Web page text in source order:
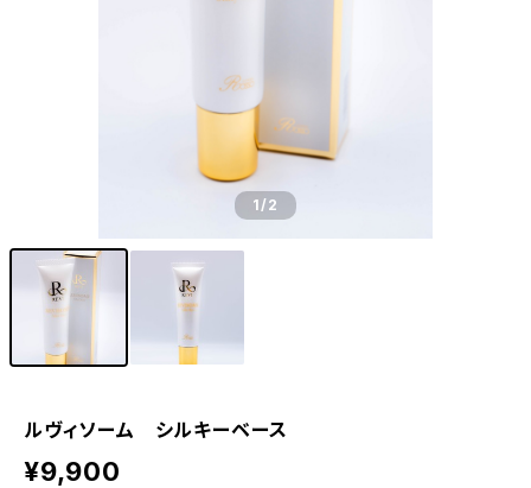
1/2
ルヴィソーム シルキーベース
¥9,900